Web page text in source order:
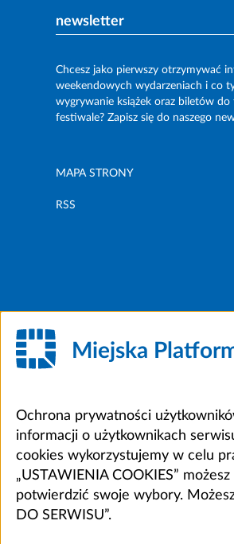
newsletter
Chcesz jako pierwszy otrzymywać
weekendowych wydarzeniach i co
wygrywanie książek oraz biletów
festiwale? Zapisz się do naszego
MAPA STRONY
RSS
Miejska
Ochrona prywatności
informacji o użytkownikach
cookies wykorzystujemy w celu
„USTAWIENIA COOKIES”
potwierdzić swoje wybory.
DO SERWISU”.